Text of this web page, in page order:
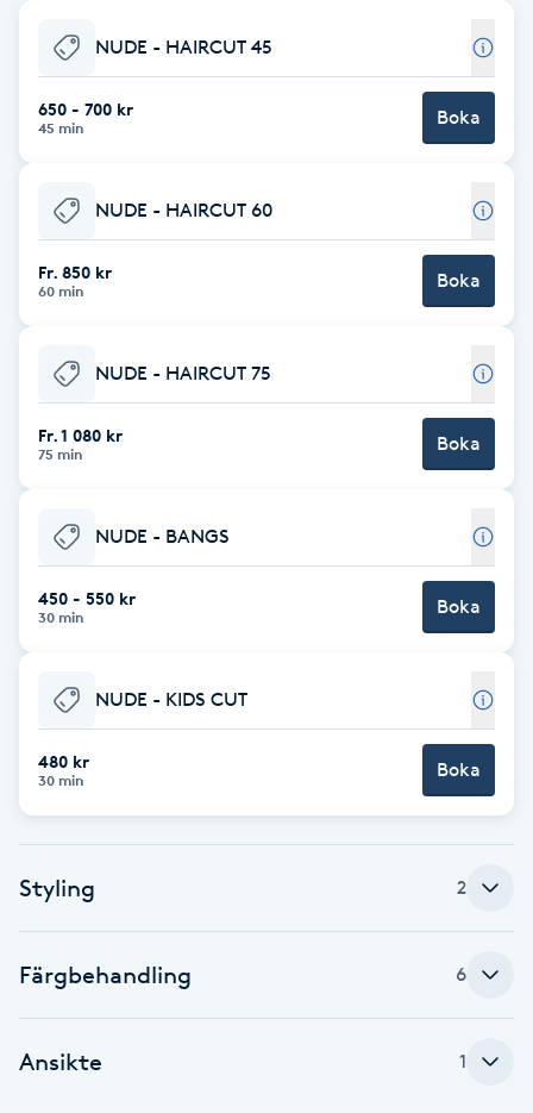
Babylights
Balayage
Barber
BIAB
Blowout
Brynfärgning
Brynplockning
Bröllopsuppsättning
C
Coachning
Cryoterapi
NUDE - HAIRCUT 45
650 - 700 kr
45 min Boka
NUDE - HAIRCUT 60
Fr. 850 kr
60 min Boka
NUDE - HAIRCUT 75
Fr. 1 080 kr
75 min Boka
NUDE - BANGS
450 - 550 kr
30 min Boka
NUDE - KIDS CUT
480 kr
30 min Boka
Styling 2
Färgbehandling 6
Ansikte 1